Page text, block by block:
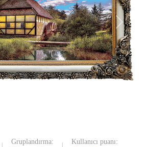
Next
Gruplandırma:
Kullanıcı puanı: